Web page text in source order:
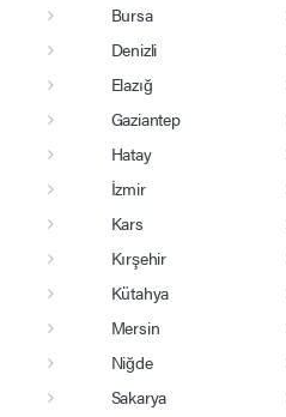
Bursa
Denizli
Elazığ
Gaziantep
Hatay
İzmir
Kars
Kırşehir
Kütahya
Mersin
Niğde
Sakarya